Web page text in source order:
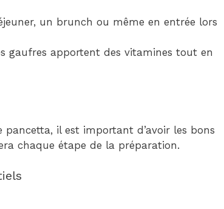
un brunch ou même en entrée lors
gaufres apportent des vitamines tout en
il est important d’avoir les bons
chaque étape de la préparation.